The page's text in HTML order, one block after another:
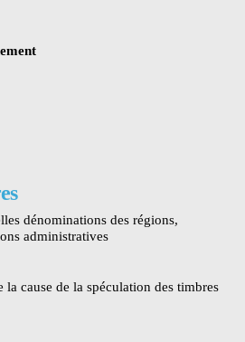
dénominations des régions,
administratives
cause de la spéculation des timbres